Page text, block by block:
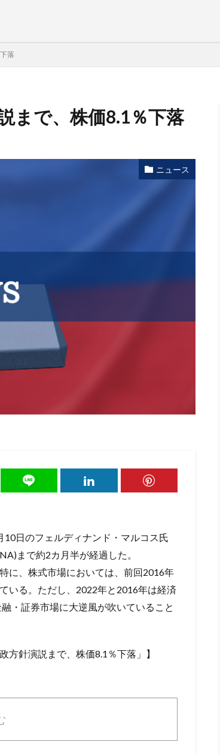
落
まで、株価8.1％下落
ニュース
日のフェルディナンド・マルコス氏
まで約2カ月半が経過した。
に、株式市場においては、前回2016年
いる。ただし、2022年と2016年は経済
・証券市場に大逆風が吹いていること
針演説まで、株価8.1％下落」】